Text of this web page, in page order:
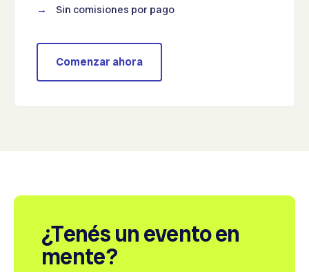
Sin comisiones por pago
Comenzar ahora
¿Tenés un evento en
mente?